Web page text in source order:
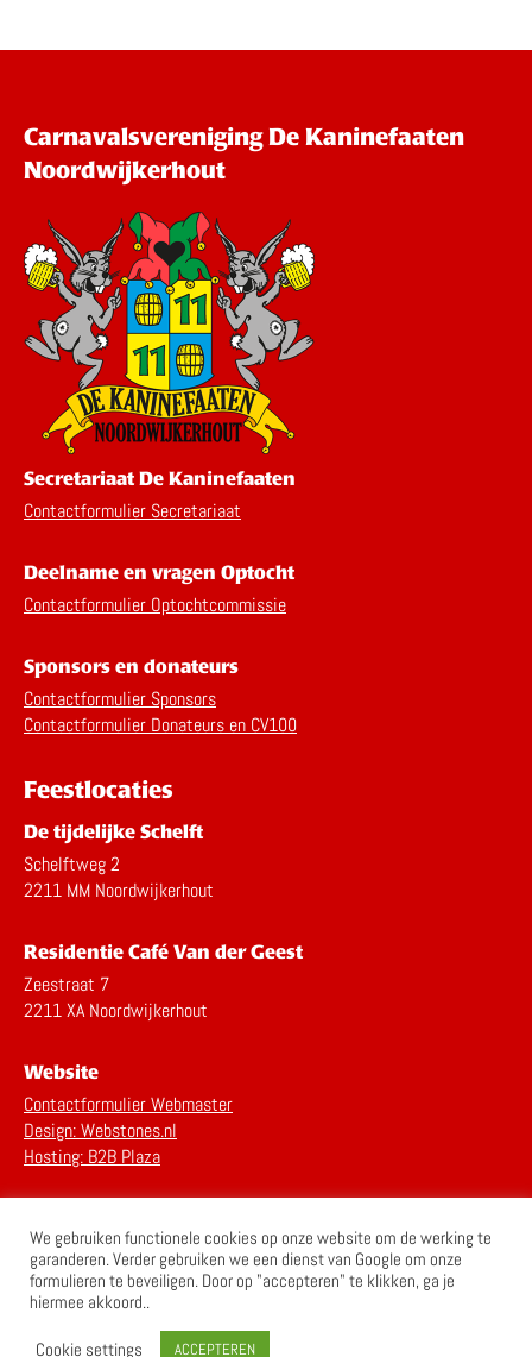
Carnavalsvereniging De Kaninefaaten
Noordwijkerhout
Secretariaat De Kaninefaaten
Contactformulier Secretariaat
Deelname en vragen Optocht
Contactformulier Optochtcommissie
Sponsors en donateurs
Contactformulier Sponsors
Contactformulier Donateurs en CV100
Feestlocaties
De tijdelijke Schelft
Schelftweg 2
2211 MM Noordwijkerhout
Residentie Café Van der Geest
Zeestraat 7
2211 XA Noordwijkerhout
Website
Contactformulier Webmaster
Design: Webstones.nl
Hosting: B2B Plaza
Disclaimer
We gebruiken functionele cookies op onze website om de werking te
garanderen. Verder gebruiken we een dienst van Google om onze
formulieren te beveiligen. Door op "accepteren" te klikken, ga je
hiermee akkoord..
Cookie settings ACCEPTEREN